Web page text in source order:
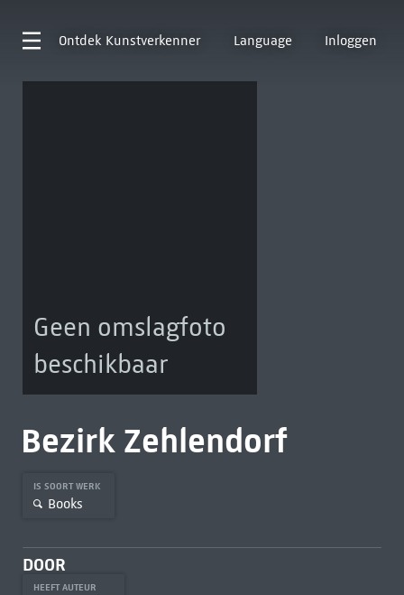
Ontdek Kunstverkenner Language Inloggen
Geen omslagfoto
beschikbaar
Bezirk Zehlendorf
IS SOORT WERK
Books
DOOR
HEEFT AUTEUR